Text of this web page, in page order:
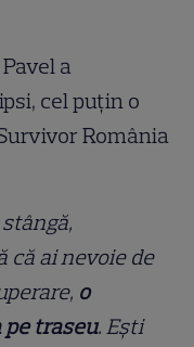
a
cel puțin o
România
că ai nevoie de
o
pe traseu. Ești